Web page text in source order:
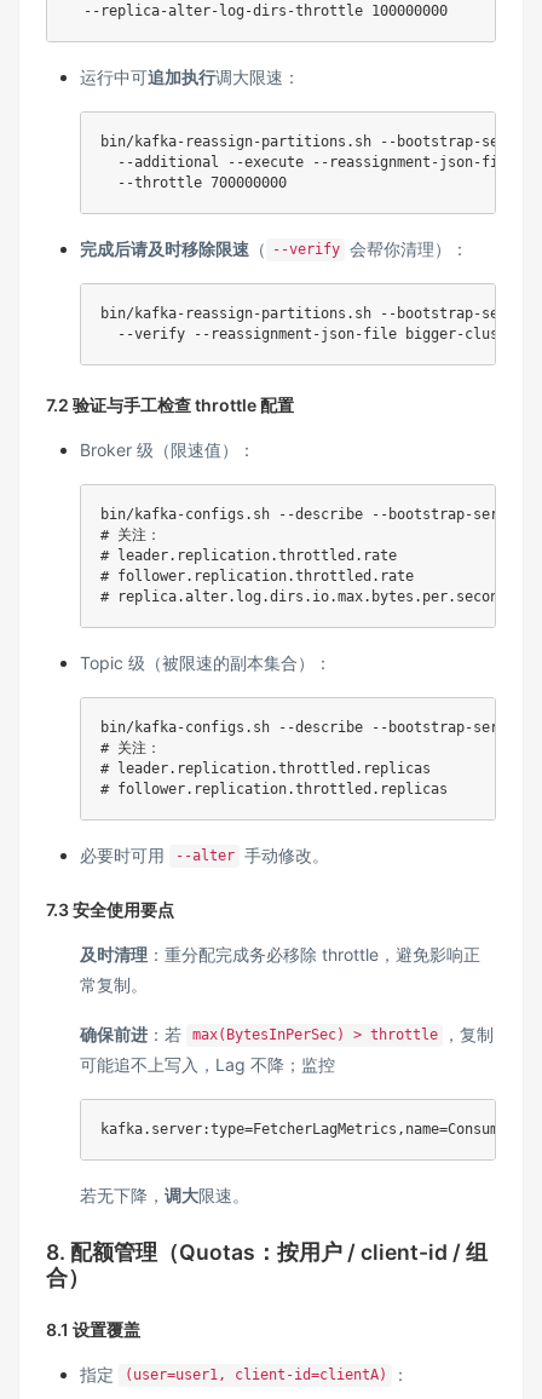
  --replica-alter-log-dirs-throttle
100000000
运行中可追加执行调大限速：
bin/kafka-reassign-partitions.sh --bootstrap-server
--additional --execute --reassignment-json-file
  --throttle
700000000
完成后请及时移除限速 （ --verify 会帮你清理）：
bin/kafka-reassign-partitions.sh --bootstrap-server
7.2 验证与手工检查 throttle 配置
Broker 级（限速值）：
# 关注：
# leader.replication.throttled.rate
# follower.replication.throttled.rate
# replica.alter.log.dirs.io.max.bytes.per.second
Topic 级（被限速的副本集合）：
# 关注：
# leader.replication.throttled.replicas
# follower.replication.throttled.replicas
必要时可用 --alter 手动修改。
7.3 安全使用要点
及时清理 ：重分配完成务必移除 throttle，避免影响正
常复制。
确保前进 ：若 max(BytesInPerSec) > throttle
，复制
可能追不上写入，Lag 不降；监控
若无下降， 调大限速。
8. 配额管理（Quotas：按用户 / client-id / 组
合）
8.1 设置覆盖
指定 (user=user1, client-id=clientA) ：